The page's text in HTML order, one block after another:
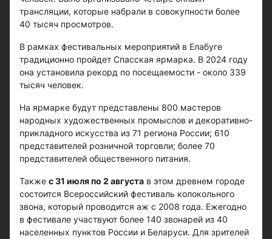
трансляции, которые набрали в совокупности более
40 тысяч просмотров.
В рамках фестивальных мероприятий в Елабуге
традиционно пройдет Спасская ярмарка. В 2024 году
она установила рекорд по посещаемости - около 339
тысяч человек.
На ярмарке будут представлены 800 мастеров
народных художественных промыслов и декоративно-
прикладного искусства из 71 региона России; 610
представителей розничной торговли; более 70
представителей общественного питания.
Также с 31 июля по 2 августа в этом древнем городе
состоится Всероссийский фестиваль колокольного
звона, который проводится аж с 2008 года. Ежегодно
в фестивале участвуют более 140 звонарей из 40
населенных пунктов России и Беларуси. Для зрителей